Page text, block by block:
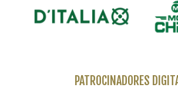
PATROCINADORES